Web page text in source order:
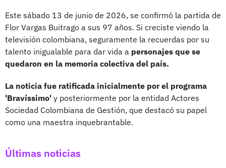
Este sábado 13 de junio de 2026, se confirmó la partida de
Flor Vargas Buitrago a sus 97 años. Si creciste viendo la
televisión colombiana, seguramente la recuerdas por su
talento inigualable para dar vida a personajes que se
quedaron en la memoria colectiva del país.
La noticia fue ratificada inicialmente por el programa
'Bravíssimo' y posteriormente por la entidad Actores
Sociedad Colombiana de Gestión, que destacó su papel
como una maestra inquebrantable.
Últimas noticias